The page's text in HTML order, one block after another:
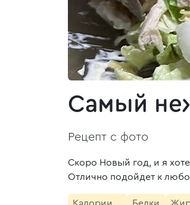
Самый
Рецепт с фото
Скоро Новый год, и я
Отлично подойдет к